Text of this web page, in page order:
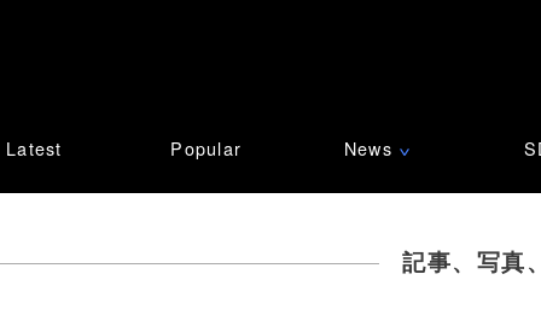
Latest Popular News ∨
記事、写真